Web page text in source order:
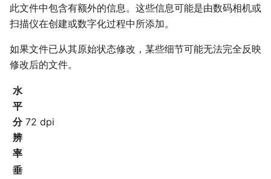
此文件中包含有额外的信息。这些信息可能是由数码相机或
扫描仪在创建或数字化过程中所添加。
如果文件已从其原始状态修改，某些细节可能无法完全反映
修改后的文件。
水
平
分
辨
率
72 dpi
垂